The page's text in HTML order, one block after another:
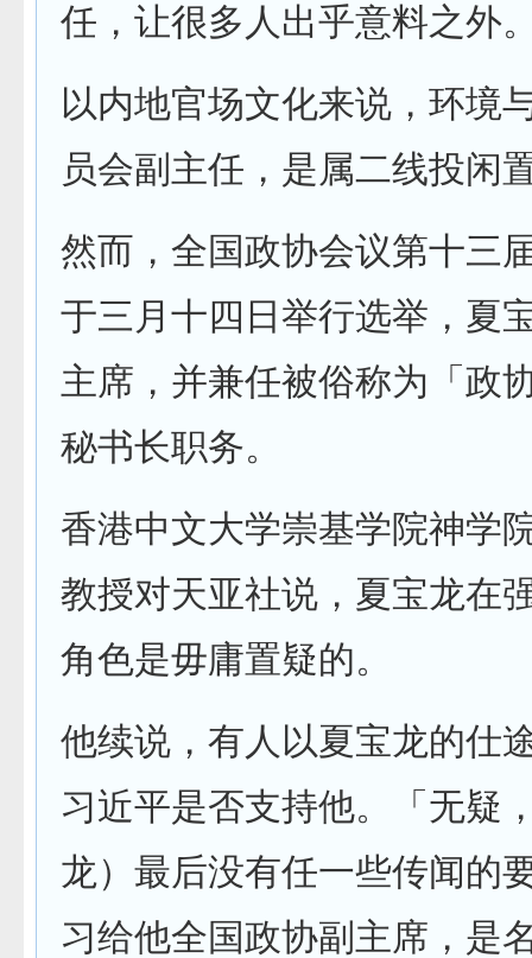
任，让很多人出乎意料之外
以内地官场文化来说，环境
员会副主任，是属二线投闲
然而，全国政协会议第十三
于三月十四日举行选举，夏
主席，并兼任被俗称为「政
秘书长职务。
香港中文大学崇基学院神学
教授对天亚社说，夏宝龙在
角色是毋庸置疑的。
他续说，有人以夏宝龙的仕
习近平是否支持他。「无疑
龙）最后没有任一些传闻的
习给他全国政协副主席，是